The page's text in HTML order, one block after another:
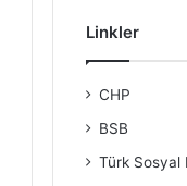
Linkler
CHP
BSB
Türk Sosyal